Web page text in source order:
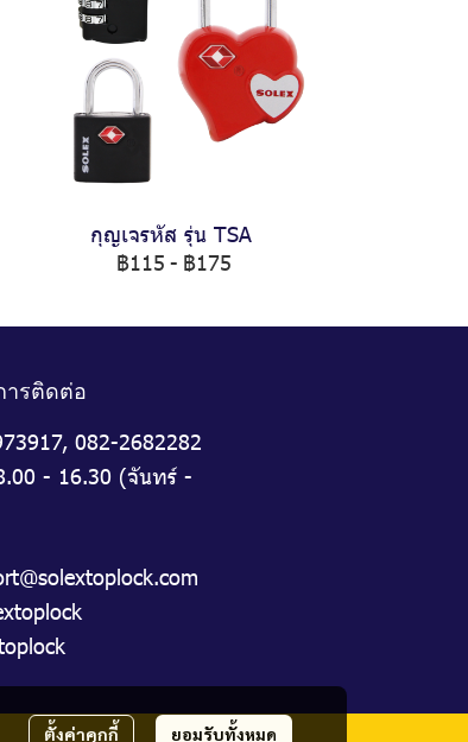
กุญเจรหัส รุ่น TSA
฿115 - ฿175
ตั้งค่าคุกกี้ ยอมรับทั้งหมด
ารติดต่อ
, 082-2682282
- 16.30 (จันทร์ -